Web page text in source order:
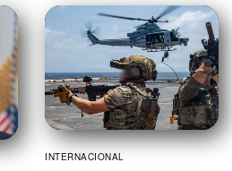
INTERNACIONAL